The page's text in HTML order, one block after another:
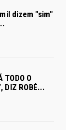
dizem "sim"
TODO O
DIZ ROBÉ...